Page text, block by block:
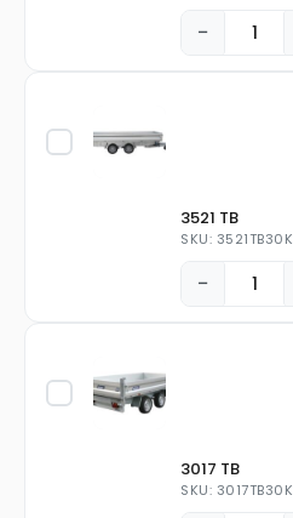
−
3521 TB
SKU: 3521TB30K
−
3017 TB
SKU: 3017TB30K